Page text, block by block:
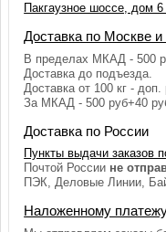
Пакгаузное шоссе, дом
Доставка по Москве
В пределах МКАД - 500
Доставка до подъезда.
Доставка от 100 кг - доп.
За МКАД - 500 руб+40
Доставка по России
Пункты выдачи заказов
Почтой России не
ПЭК, Деловые Линии,
Наложенному